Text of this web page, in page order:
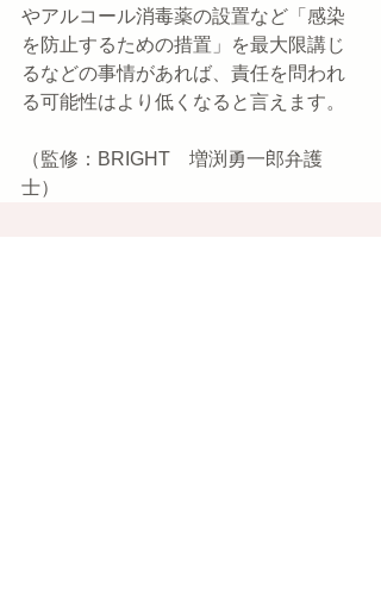
やアルコール消毒薬の設置など「感染
を防止するための措置」を最大限講じ
るなどの事情があれば、責任を問われ
る可能性はより低くなると言えます。
（監修：BRIGHT　増渕勇一郎弁護
士）